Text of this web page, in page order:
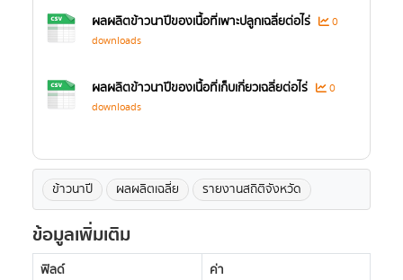
ผลผลิตข้าวนาปีของเนื้อที่เพาะปลูกเฉลี่ยต่อไร่
0
downloads
ผลผลิตข้าวนาปีของเนื้อที่เก็บเกี่ยวเฉลี่ยต่อไร่
0
downloads
ข้าวนาปี ผลผลิตเฉลี่ย รายงานสถิติจังหวัด
ข้อมูลเพิ่มเติม
ฟิลด์
ค่า